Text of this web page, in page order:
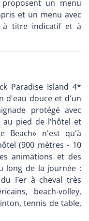
un menu
et un menu avec
à titre indicatif et à
Paradise Island 4*
d'eau douce et d'un
protégé avec
au pied de l'hôtel et
Beach» n'est qu'à
(900 mètres - 10
animations et des
long de la journée :
Fer à cheval très
beach-volley,
tennis de table,